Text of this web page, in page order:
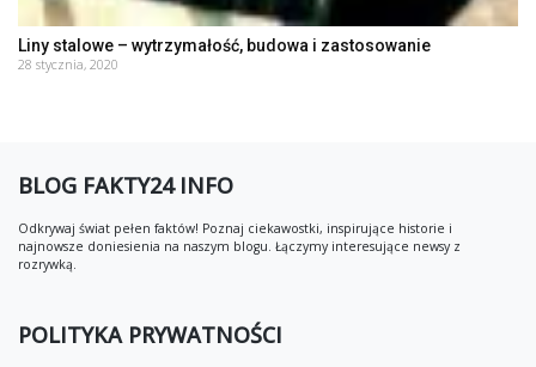
Liny stalowe – wytrzymałość, budowa i zastosowanie
28 stycznia, 2020
BLOG FAKTY24 INFO
Odkrywaj świat pełen faktów! Poznaj ciekawostki, inspirujące historie i
najnowsze doniesienia na naszym blogu. Łączymy interesujące newsy z
rozrywką.
POLITYKA PRYWATNOŚCI